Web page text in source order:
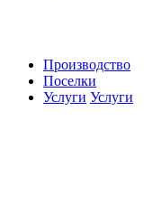
Производство
Поселки
Услуги Услуги